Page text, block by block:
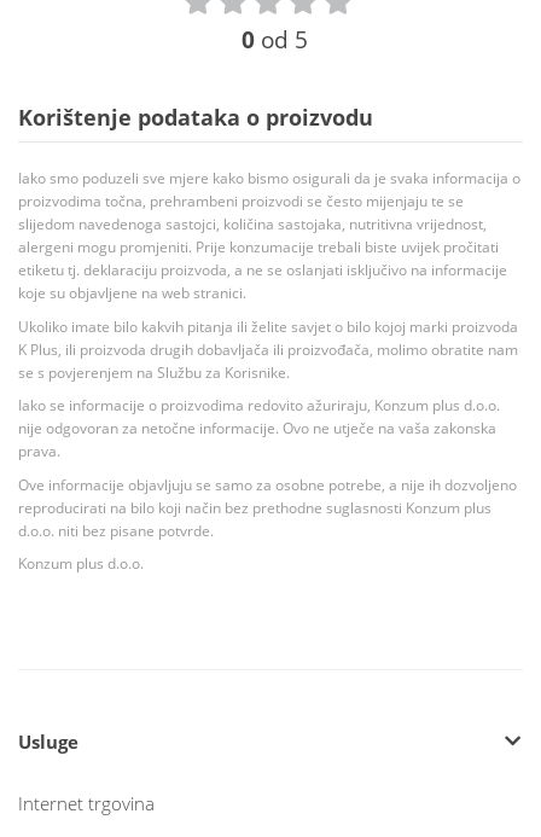
0 od 5
Korištenje podataka o proizvodu
Iako smo poduzeli sve mjere kako bismo osigurali da je svaka informacija o
proizvodima točna, prehrambeni proizvodi se često mijenjaju te se
slijedom navedenoga sastojci, količina sastojaka, nutritivna vrijednost,
alergeni mogu promjeniti. Prije konzumacije trebali biste uvijek pročitati
etiketu tj. deklaraciju proizvoda, a ne se oslanjati isključivo na informacije
koje su objavljene na web stranici.
Ukoliko imate bilo kakvih pitanja ili želite savjet o bilo kojoj marki proizvoda
K Plus, ili proizvoda drugih dobavljača ili proizvođača, molimo obratite nam
se s povjerenjem na Službu za Korisnike.
Iako se informacije o proizvodima redovito ažuriraju, Konzum plus d.o.o.
nije odgovoran za netočne informacije. Ovo ne utječe na vaša zakonska
prava.
Ove informacije objavljuju se samo za osobne potrebe, a nije ih dozvoljeno
reproducirati na bilo koji način bez prethodne suglasnosti Konzum plus
d.o.o. niti bez pisane potvrde.
Konzum plus d.o.o.
Usluge
Internet trgovina